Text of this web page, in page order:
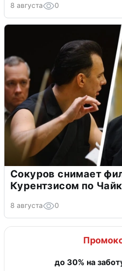
8 августа 0
Сокуров снимает
Курентзисом по
8 августа 0
до 30% на